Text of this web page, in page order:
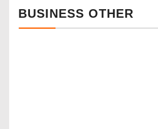
BUSINESS OTHER